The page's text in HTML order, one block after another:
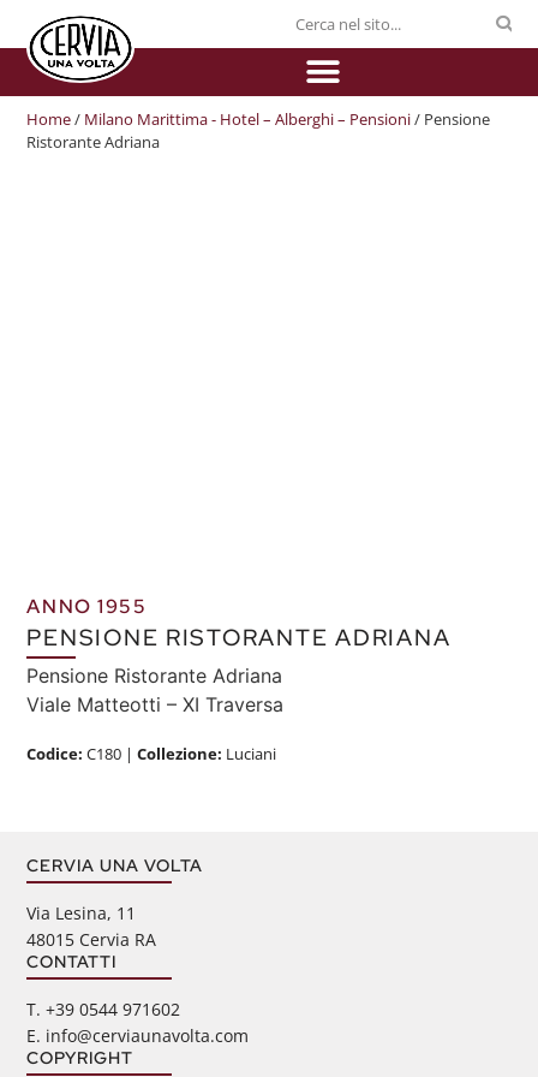
Home/ Milano Marittima - Hotel – Alberghi – Pensioni/ Pensione
Ristorante Adriana
ANNO 1955
PENSIONE RISTORANTE ADRIANA
Pensione Ristorante Adriana
Viale Matteotti – XI Traversa
Codice:C180 |Collezione: Luciani
CERVIA UNA VOLTA
Via Lesina, 11
48015 Cervia RA
CONTATTI
‭T. +39 0544 971602
E. info@cerviaunavolta.com
COPYRIGHT